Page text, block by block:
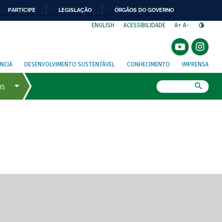
PARTICIPE LEGISLAÇÃO ÓRGÃOS DO GOVERNO
ENGLISH ACESSIBILIDADE A+ A-
DESENVOLVIMENTO SUSTENTÁVEL CONHECIMENTO IMPRENSA
de tela